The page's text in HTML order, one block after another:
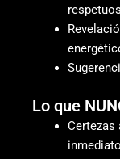
Lo que
Certezas